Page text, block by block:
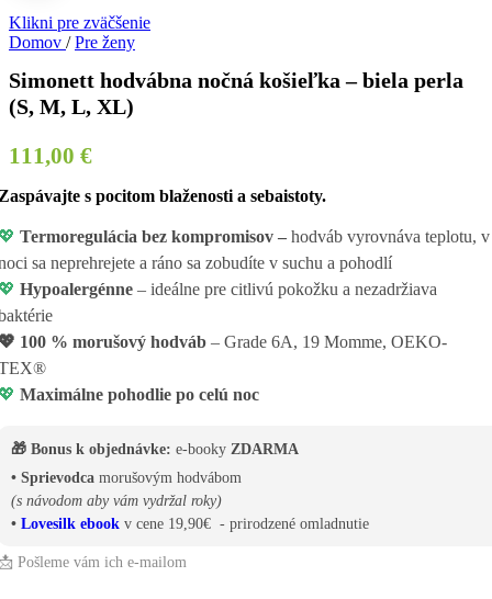
Klikni pre zväčšenie
Domov / Pre ženy
Simonett hodvábna nočná košieľka – biela perla
(S, M, L, XL)
111,00 €
s pocitom blaženosti a sebaistoty.
Termoregulácia bez kompromisov – hodváb vyrovnáva teplotu, v
sa neprehrejete a ráno sa zobudíte v suchu a pohodlí
Hypoalergénne – ideálne pre citlivú pokožku a nezadržiava
100 % morušový hodváb – Grade 6A, 19 Momme, OEKO-
Maximálne pohodlie po celú noc
🎁 Bonus k objednávke: e-booky ZDARMA
• Sprievodca morušovým hodvábom
(s návodom aby vám vydržal roky)
• Lovesilk ebook v cene 19,90€ - prirodzené omladnutie
Pošleme vám ich e-mailom